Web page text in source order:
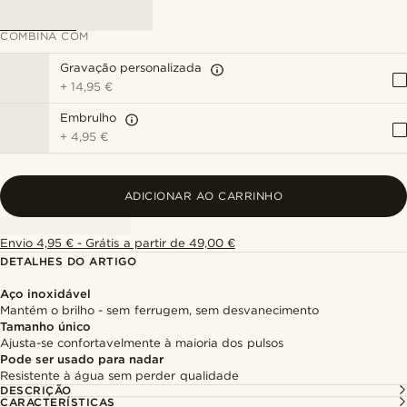
COMBINA COM
Gravação personalizada
+14,95 €
Embrulho
+4,95 €
ADICIONAR AO CARRINHO
Envio 4,95 € - Grátis a partir de 49,00 €
DETALHES DO ARTIGO
Aço inoxidável
Mantém o brilho - sem ferrugem, sem desvanecimento
Tamanho único
Ajusta-se confortavelmente à maioria dos pulsos
Pode ser usado para nadar
Resistente à água sem perder qualidade
DESCRIÇÃO
CARACTERÍSTICAS